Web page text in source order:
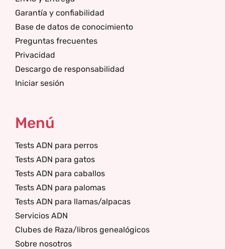
Garantía y confiabilidad
Base de datos de conocimiento
Preguntas frecuentes
Privacidad
Descargo de responsabilidad
Iniciar sesión
Menú
Tests ADN para perros
Tests ADN para gatos
Tests ADN para caballos
Tests ADN para palomas
Tests ADN para llamas/alpacas
Servicios ADN
Clubes de Raza/libros genealógicos
Sobre nosotros